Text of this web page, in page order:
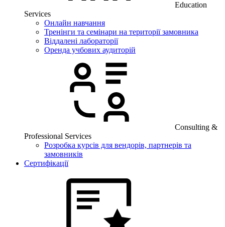
Education
Services
Онлайн навчання
Тренінги та семінари на території замовника
Віддалені лабораторії
Оренда учбових аудиторій
Consulting &
Professional Services
Розробка курсів для вендорів, партнерів та
замовників
Сертифікації